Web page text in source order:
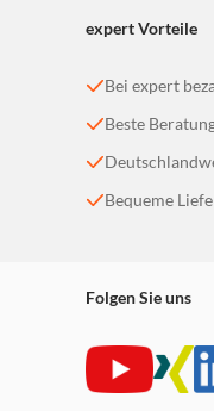
expert Vorteile
Bei expert
Beste
Bequeme
Folgen Sie uns